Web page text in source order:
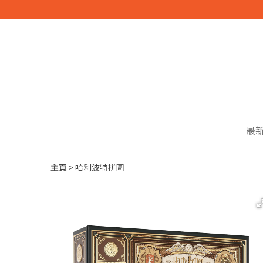
最
主頁 哈利波特拼圖